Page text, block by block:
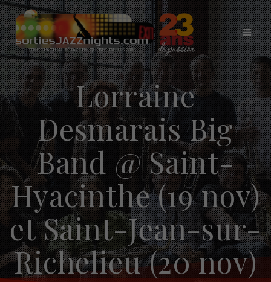
Skip
to
content
Lorraine
Desmarais Big
Band @ Saint-
Hyacinthe (19 nov)
et Saint-Jean-sur-
Richelieu (20 nov)